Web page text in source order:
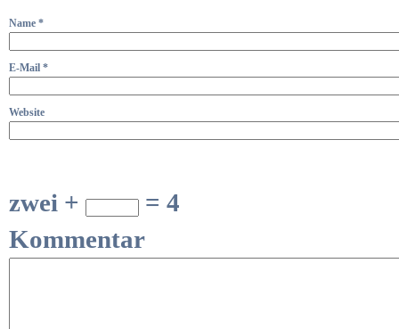
Name *
E-Mail *
Website
zwei +
= 4
Kommentar